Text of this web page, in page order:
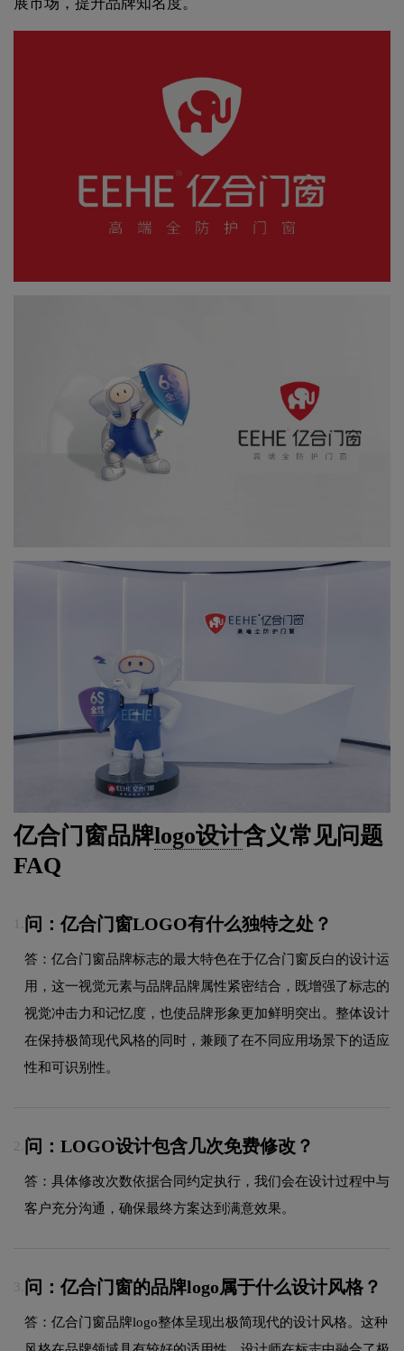
亿合门窗品牌logo设计含义常见问题
FAQ
问：亿合门窗LOGO有什么独特之处？
答：亿合门窗品牌标志的最大特色在于亿合门窗反白的设计运
用，这一视觉元素与品牌品牌属性紧密结合，既增强了标志的
视觉冲击力和记忆度，也使品牌形象更加鲜明突出。整体设计
在保持极简现代风格的同时，兼顾了在不同应用场景下的适应
性和可识别性。
2. 问：LOGO设计包含几次免费修改？
答：具体修改次数依据合同约定执行，我们会在设计过程中与
客户充分沟通，确保最终方案达到满意效果。
3. 问：亿合门窗的品牌logo属于什么设计风格？
答：亿合门窗品牌logo整体呈现出极简现代的设计风格。这种